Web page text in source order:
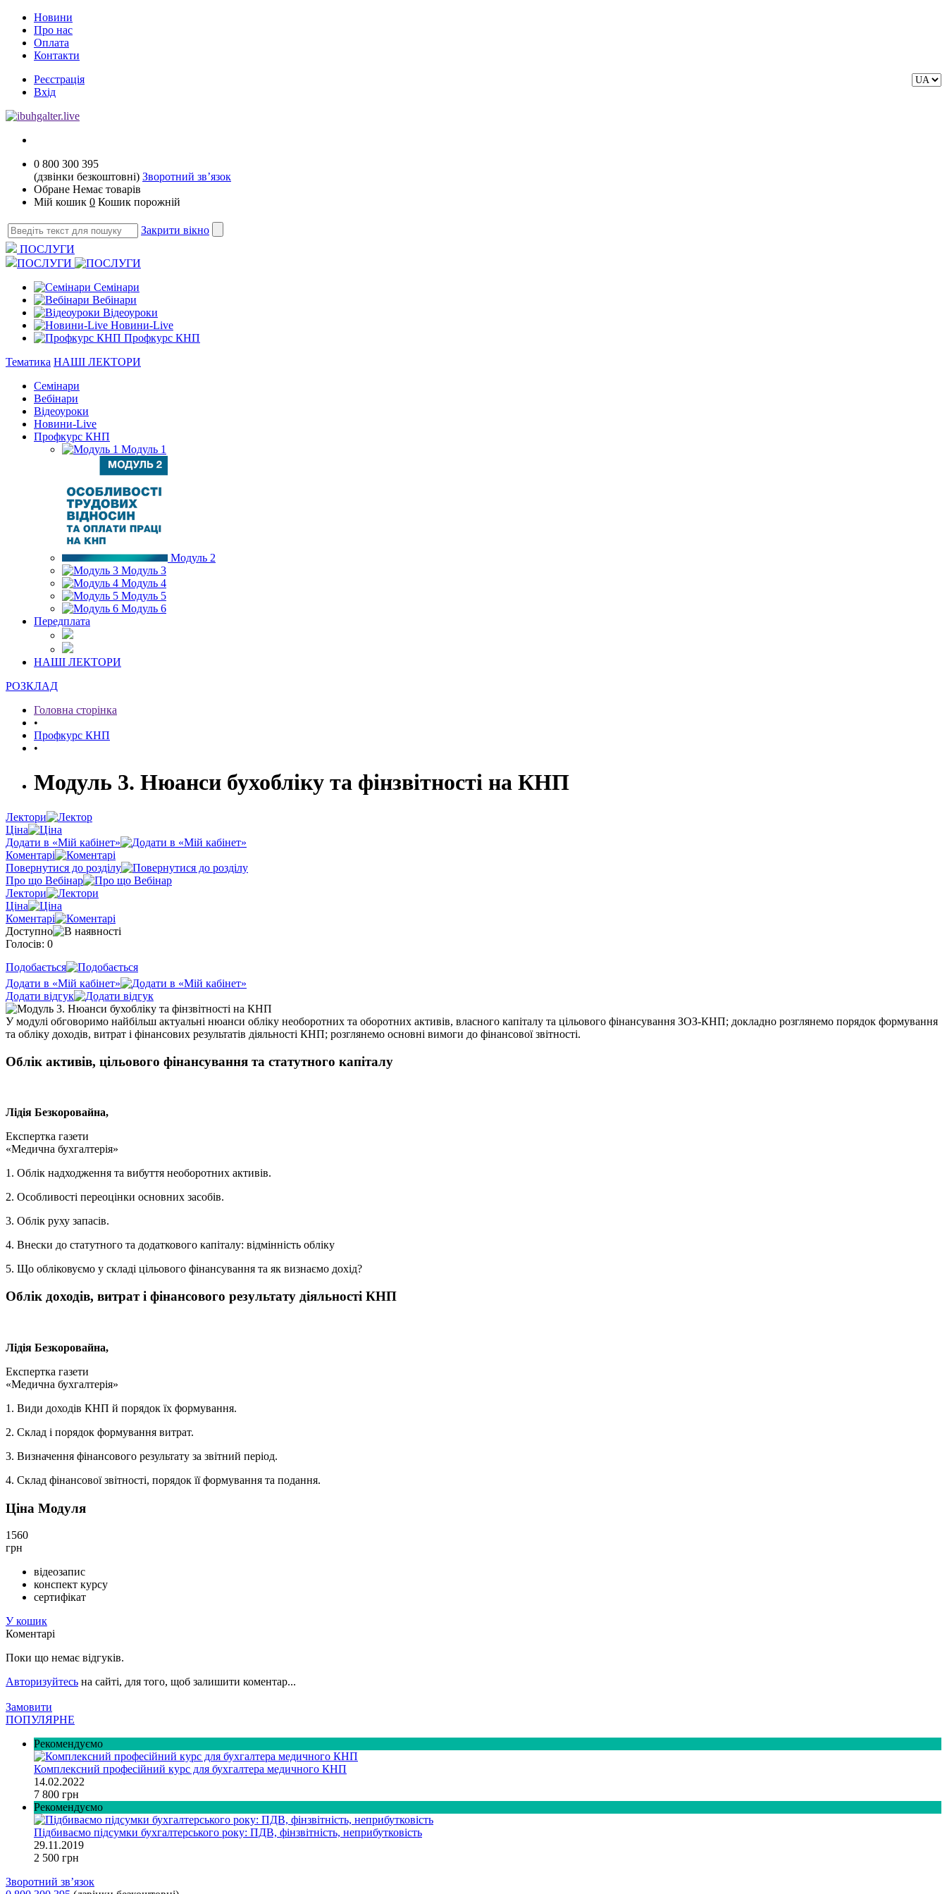
Новини
Про нас
Оплата
Контакти
Реєстрація
Вхід
0 800 300 395
(дзвінки безкоштовні) Зворотний зв’язок
Обране Немає товарів
Мій кошик 0 Кошик порожній
Закрити вікно
ПОСЛУГИ
ПОСЛУГИ
Семінари
Вебінари
Відеоуроки
Новини-Live
Профкурс КНП
Тематика НАШІ ЛЕКТОРИ
Семінари
Вебінари
Відеоуроки
Новини-Live
Профкурс КНП
Модуль 1
Модуль 2
Модуль 3
Модуль 4
Модуль 5
Модуль 6
Передплата
НАШІ ЛЕКТОРИ
РОЗКЛАД
Головна сторінка
•
Профкурс КНП
•
Модуль 3. Нюанси бухобліку та фінзвітності на КНП
Лектори
Ціна
Додати в «Мій кабінет»
Коментарі
Повернутися до розділу
Про що Вебінар
Лектори
Ціна
Коментарі
Доступно
Голосів: 0
Подобається
Додати в «Мій кабінет»
Додати відгук
У модулі обговоримо найбільш актуальні нюанси обліку необоротних та оборотних активів, власного капіталу та цільового фінансування ЗОЗ-КНП; докладно розглянемо порядок формування
та обліку доходів, витрат і фінансових результатів діяльності КНП; розглянемо основні вимоги до фінансової звітності.
Облік активів, цільового фінансування та статутного капіталу
Лідія Безкоровайна,
Експертка газети
«Медична бухгалтерія»
1. Облік надходження та вибуття необоротних активів.
2. Особливості переоцінки основних засобів.
3. Облік руху запасів.
4. Внески до статутного та додаткового капіталу: відмінність обліку
5. Що обліковуємо у складі цільового фінансування та як визнаємо дохід?
Облік доходів, витрат і фінансового результату діяльності КНП
Лідія Безкоровайна,
Експертка газети
«Медична бухгалтерія»
1. Види доходів КНП й порядок їх формування.
2. Склад і порядок формування витрат.
3. Визначення фінансового результату за звітний період.
4. Склад фінансової звітності, порядок її формування та подання.
Ціна Модуля
1560
грн
відеозапис
конспект курсу
сертифікат
У кошик
Коментарі
Поки що немає відгуків.
Авторизуйтесь на сайті, для того, щоб залишити коментар...
Замовити
ПОПУЛЯРНЕ
Рекомендуємо
Комплексний професійний курс для бухгалтера медичного КНП
14.02.2022
7 800 грн
Рекомендуємо
Підбиваємо підсумки бухгалтерського року: ПДВ, фінзвітність, неприбутковість
29.11.2019
2 500 грн
Зворотний зв’язок